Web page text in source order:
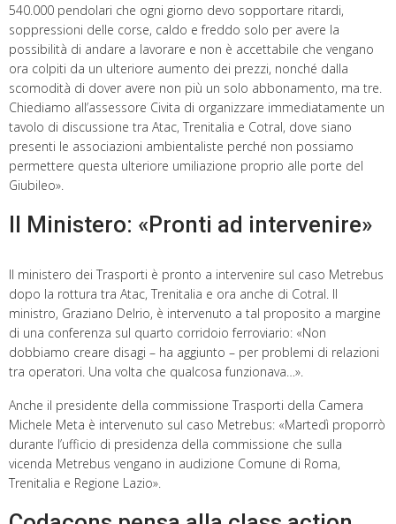
540.000 pendolari che ogni giorno devo sopportare ritardi,
soppressioni delle corse, caldo e freddo solo per avere la
possibilità di andare a lavorare e non è accettabile che vengano
ora colpiti da un ulteriore aumento dei prezzi, nonché dalla
scomodità di dover avere non più un solo abbonamento, ma tre.
Chiediamo all’assessore Civita di organizzare immediatamente un
tavolo di discussione tra Atac, Trenitalia e Cotral, dove siano
presenti le associazioni ambientaliste perché non possiamo
permettere questa ulteriore umiliazione proprio alle porte del
Giubileo».
Il Ministero: «Pronti ad intervenire»
Il ministero dei Trasporti è pronto a intervenire sul caso Metrebus
dopo la rottura tra Atac, Trenitalia e ora anche di Cotral. Il
ministro, Graziano Delrio, è intervenuto a tal proposito a margine
di una conferenza sul quarto corridoio ferroviario: «Non
dobbiamo creare disagi – ha aggiunto – per problemi di relazioni
tra operatori. Una volta che qualcosa funzionava…».
Anche il presidente della commissione Trasporti della Camera
Michele Meta è intervenuto sul caso Metrebus: «Martedì proporrò
durante l’ufficio di presidenza della commissione che sulla
vicenda Metrebus vengano in audizione Comune di Roma,
Trenitalia e Regione Lazio».